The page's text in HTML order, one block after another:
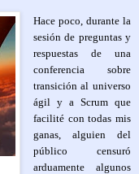
Hace poco, durante la
sesión de preguntas y
respuestas de una
conferencia sobre
transición al universo
ágil y a Scrum que
facilité con todas mis
ganas, alguien del
público censuró
arduamente algunos